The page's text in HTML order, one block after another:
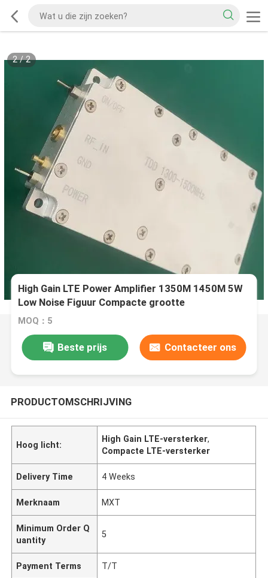
2/2
High Gain LTE Power Amplifier 1350M 1450M 5W
Low Noise Figuur Compacte grootte
MOQ：5
Beste prijs Contacteer ons
PRODUCTOMSCHRIJVING
Hoog licht:
High Gain LTE-versterker,
Compacte LTE-versterker
Delivery Time 4 Weeks
Merknaam MXT
Minimum Order Q
uantity
5
Payment Terms T/T